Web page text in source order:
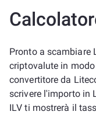
Pronto a scambiare
criptovalute in
convertitore da
scrivere l'importo in
ILV ti mostrerà il